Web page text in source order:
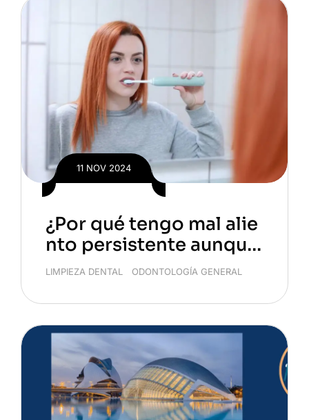
11 NOV 2024
¿Por qué tengo mal alie
nto persistente aunque
me lave los dientes?
LIMPIEZA DENTAL ODONTOLOGÍA GENERAL